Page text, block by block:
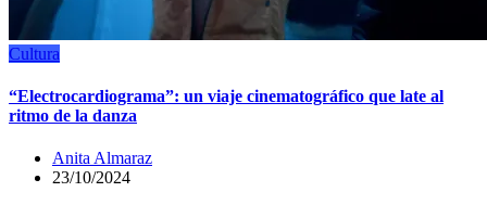
Cultura
“Electrocardiograma”: un viaje cinematográfico que late al
ritmo de la danza
Anita Almaraz
23/10/2024